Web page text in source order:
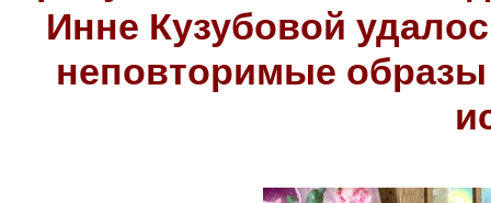
Инне Кузубовой
неповторимые образы